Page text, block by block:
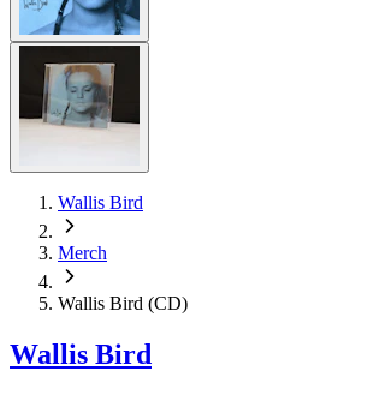
Wallis Bird
Merch
Wallis Bird (CD)
Wallis Bird